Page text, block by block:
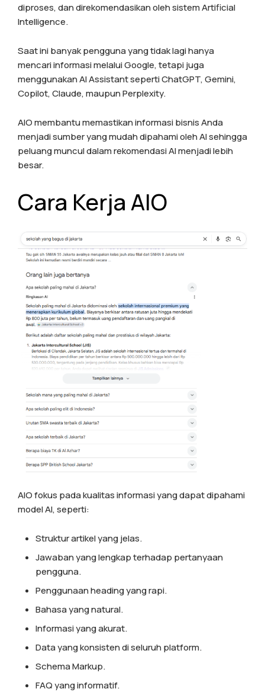
diproses, dan direkomendasikan oleh sistem Artificial
Intelligence.
Saat ini banyak pengguna yang tidak lagi hanya
mencari informasi melalui Google, tetapi juga
menggunakan AI Assistant seperti ChatGPT, Gemini,
Copilot, Claude, maupun Perplexity.
AIO membantu memastikan informasi bisnis Anda
menjadi sumber yang mudah dipahami oleh AI sehingga
peluang muncul dalam rekomendasi AI menjadi lebih
besar.
Cara Kerja AIO
AIO fokus pada kualitas informasi yang dapat dipahami
model AI, seperti:
Struktur artikel yang jelas.
Jawaban yang lengkap terhadap pertanyaan
pengguna.
Penggunaan heading yang rapi.
Bahasa yang natural.
Informasi yang akurat.
Data yang konsisten di seluruh platform.
Schema Markup.
FAQ yang informatif.